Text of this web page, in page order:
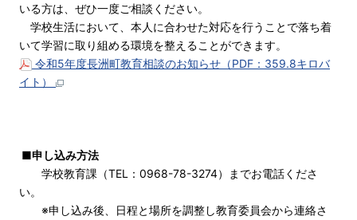
いる方は、ぜひ一度ご相談ください。
学校生活において、本人に合わせた対応を行うことで落ち着
いて学習に取り組める環境を整えることができます。
令和5年度長洲町教育相談のお知らせ（PDF：359.8キロバ
イト）
■申し込み方法
学校教育課（TEL：0968-78-3274）までお電話くださ
い。
※申し込み後、日程と場所を調整し教育委員会から連絡さ